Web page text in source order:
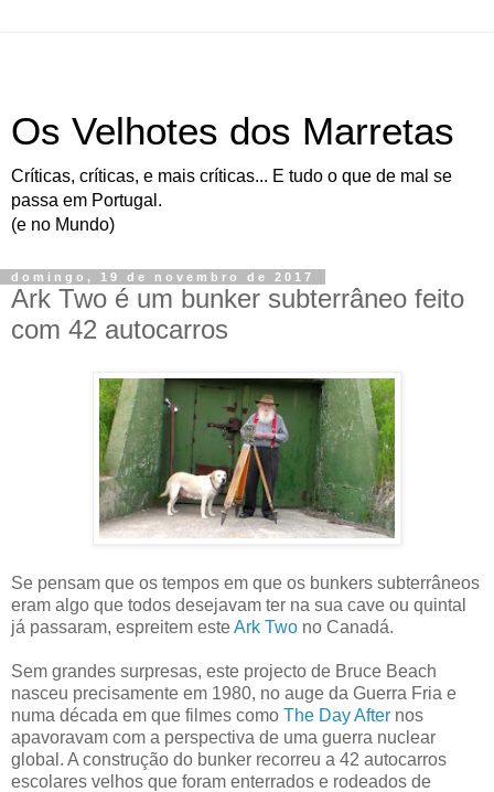
Os Velhotes dos Marretas
Críticas, críticas, e mais críticas... E tudo o que de mal se
passa em Portugal.
(e no Mundo)
domingo, 19 de novembro de 2017
Ark Two é um bunker subterrâneo feito
com 42 autocarros
Se pensam que os tempos em que os bunkers subterrâneos
eram algo que todos desejavam ter na sua cave ou quintal
já passaram, espreitem esteArk Two no Canadá.
Sem grandes surpresas, este projecto de Bruce Beach
nasceu precisamente em 1980, no auge da Guerra Fria e
numa década em que filmes como The Day After nos
apavoravam com a perspectiva de uma guerra nuclear
global. A construção do bunker recorreu a 42 autocarros
escolares velhos que foram enterrados e rodeados de